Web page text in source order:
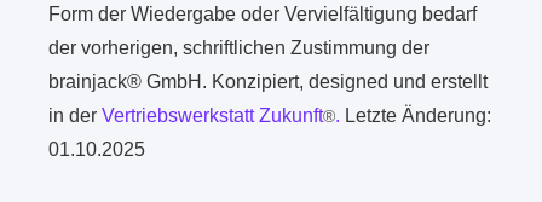
Form der Wiedergabe oder Vervielfältigung bedarf
der vorherigen, schriftlichen Zustimmung der
brainjack® GmbH. Konzipiert, designed und erstellt
in derVertriebswerkstatt Zukunft®. Letzte Änderung:
01.10.2025